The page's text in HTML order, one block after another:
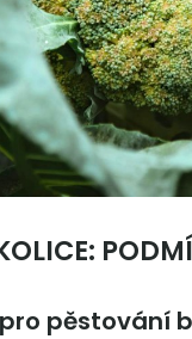
pěstování